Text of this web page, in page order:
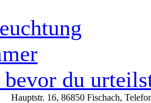
16, 86850 Fischach, Telefon